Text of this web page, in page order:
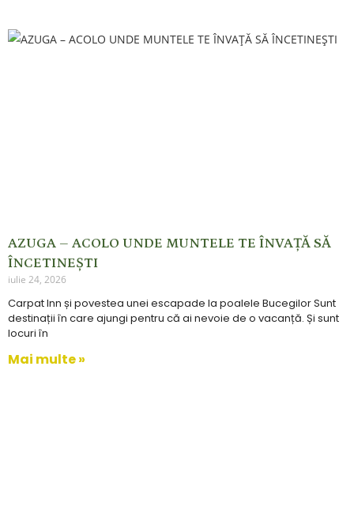
AZUGA – ACOLO UNDE MUNTELE TE ÎNVAȚĂ SĂ
ÎNCETINEȘTI
iulie 24, 2026
Carpat Inn și povestea unei escapade la poalele Bucegilor Sunt
destinații în care ajungi pentru că ai nevoie de o vacanță. Și sunt
locuri în
Mai multe »